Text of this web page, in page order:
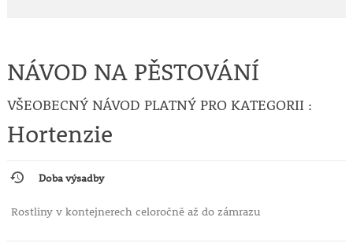
NÁVOD NA PĚSTOVÁNÍ
VŠEOBECNÝ NÁVOD PLATNÝ PRO KATEGORII :
Hortenzie
Doba výsadby
Rostliny v kontejnerech celoročně až do zámrazu